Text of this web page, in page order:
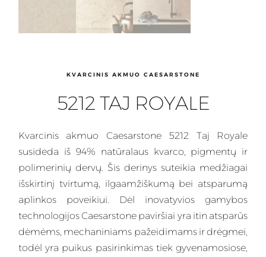
KVARCINIS AKMUO CAESARSTONE
5212 TAJ ROYALE
Kvarcinis akmuo Caesarstone 5212 Taj Royale
susideda iš 94% natūralaus kvarco, pigmentų ir
polimerinių dervų. Šis derinys suteikia medžiagai
išskirtinį tvirtumą, ilgaamžiškumą bei atsparumą
aplinkos poveikiui. Dėl inovatyvios gamybos
technologijos Caesarstone paviršiai yra itin atsparūs
dėmėms, mechaniniams pažeidimams ir drėgmei,
todėl yra puikus pasirinkimas tiek gyvenamosiose,